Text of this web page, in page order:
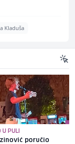
Kladuša
U PULI
poručio